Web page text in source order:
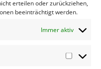
erteilen oder zurückziehen,
beeinträchtigt werden.
Immer aktiv
Online-Treffen
hat Dorit Schlüter
lobte Stegger deren